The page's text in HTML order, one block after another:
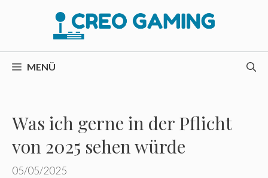
MENÜ
Was ich gerne in der Pflicht
von 2025 sehen würde
05/05/2025